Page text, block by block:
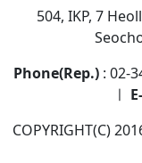
504, IKP, 7
Phone(Rep.): 02-
ㅣ
COPYRIGHT(C)